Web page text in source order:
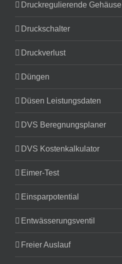
Druckregulierende
Druckschalter
Druckverlust
Düngen
Düsen Leistungsdaten
DVS Beregnungsplaner
DVS Kostenkalkulator
Eimer-Test
Einsparpotential
Entwässerungsventil
Freier Auslauf